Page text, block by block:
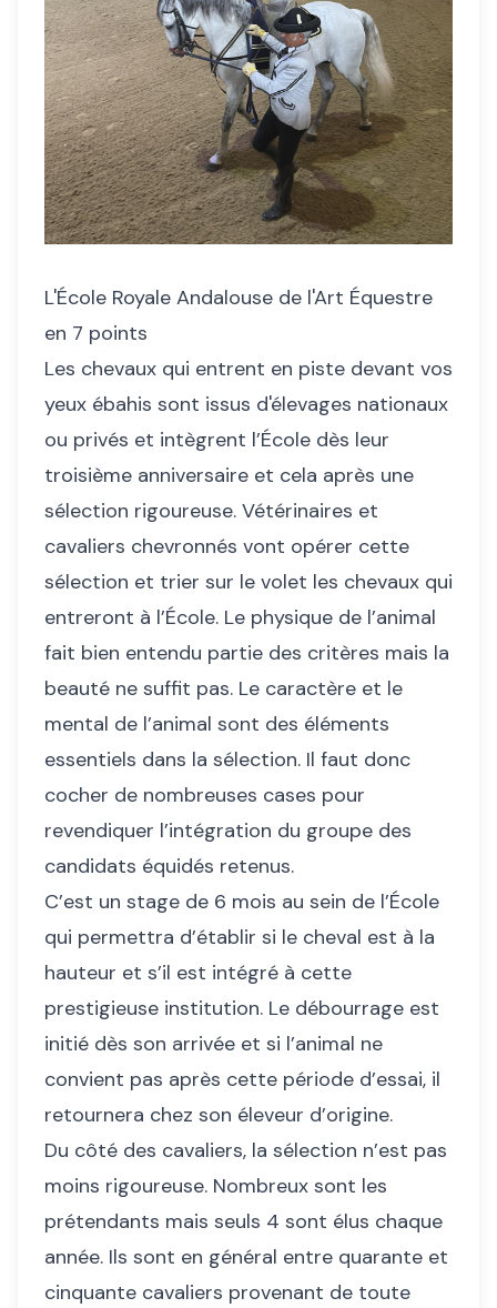
L'École Royale Andalouse de l'Art Équestre
en 7 points
Les chevaux qui entrent en piste devant vos
yeux ébahis sont issus d'élevages nationaux
ou privés et intègrent l’École dès leur
troisième anniversaire et cela après une
sélection rigoureuse. Vétérinaires et
cavaliers chevronnés vont opérer cette
sélection et trier sur le volet les chevaux qui
entreront à l’École. Le physique de l’animal
fait bien entendu partie des critères mais la
beauté ne suffit pas. Le caractère et le
mental de l’animal sont des éléments
essentiels dans la sélection. Il faut donc
cocher de nombreuses cases pour
revendiquer l’intégration du groupe des
candidats équidés retenus.
C’est un stage de 6 mois au sein de l’École
qui permettra d’établir si le cheval est à la
hauteur et s’il est intégré à cette
prestigieuse institution. Le débourrage est
initié dès son arrivée et si l’animal ne
convient pas après cette période d’essai, il
retournera chez son éleveur d’origine.
Du côté des cavaliers, la sélection n’est pas
moins rigoureuse. Nombreux sont les
prétendants mais seuls 4 sont élus chaque
année. Ils sont en général entre quarante et
cinquante cavaliers provenant de toute